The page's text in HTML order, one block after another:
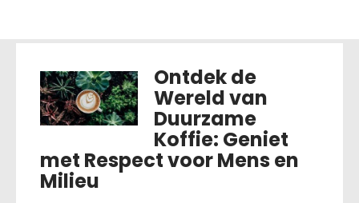
Ontdek de
Wereld van
Duurzame
Koffie: Geniet
met Respect voor Mens en
Milieu